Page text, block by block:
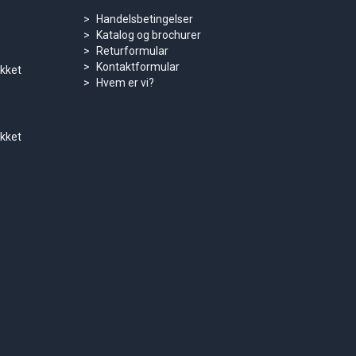
Handelsbetingelser
Katalog og brochurer
Returformular
Kontaktformular
Hvem er vi?